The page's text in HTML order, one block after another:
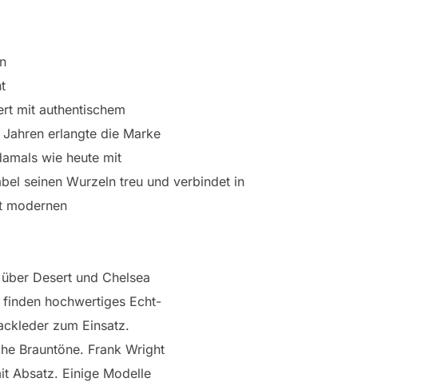
mit authentischem
erlangte die Marke
wie heute mit
seinen Wurzeln treu und verbindet in
modernen
Desert und Chelsea
hochwertiges Echt-
zum Einsatz.
Brauntöne. Frank Wright
Absatz. Einige Modelle